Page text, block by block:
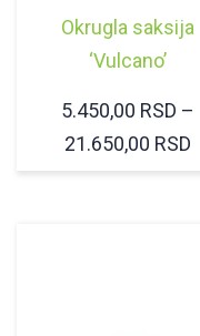
Okrugla saksija
‘Vulcano’
5.450,00 RSD –
21.650,00 RSD